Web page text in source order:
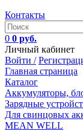
Контакты
0 0 руб.
Личный кабинет
Войти /
Главная страница
Каталог
Аккумуляторы,
Зарядные
Для свинцовых
MEAN WELL